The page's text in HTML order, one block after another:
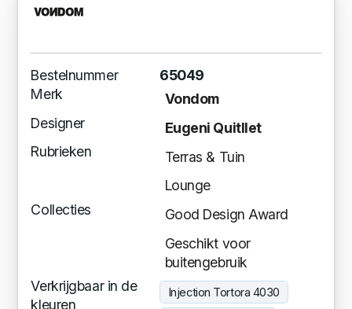
Bestelnummer
65049
Merk
Vondom
Designer
Eugeni Quitllet
Rubrieken
Terras & Tuin
Lounge
Collecties
Good Design Award
Geschikt voor
buitengebruik
Verkrijgbaar in de
kleuren
Injection Tortora 4030